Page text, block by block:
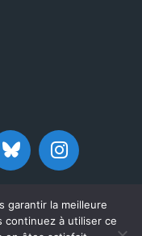
garantir la meilleure
continuez à utiliser ce